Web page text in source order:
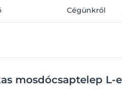
Cégünkről
mosdócsaptelep L-